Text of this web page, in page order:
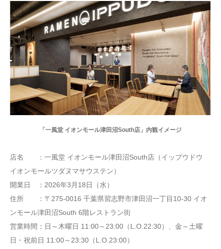
「一風堂 イオンモール津田沼South店」内観イメージ
店名 ：一風堂 イオンモール津田沼South店（イップウドウ
イオンモールツダヌマサウステン）
開業日 ：2026年3月18日（水）
住所 ：〒275-0016 千葉県習志野市津⽥沼⼀丁⽬10-30 イオ
ンモール津田沼South 6階レストラン街
営業時間：日～木曜日 11:00～23:00（L.O.22:30）、金～土曜
日・祝前日 11:00～23:30（L.O.23:00）